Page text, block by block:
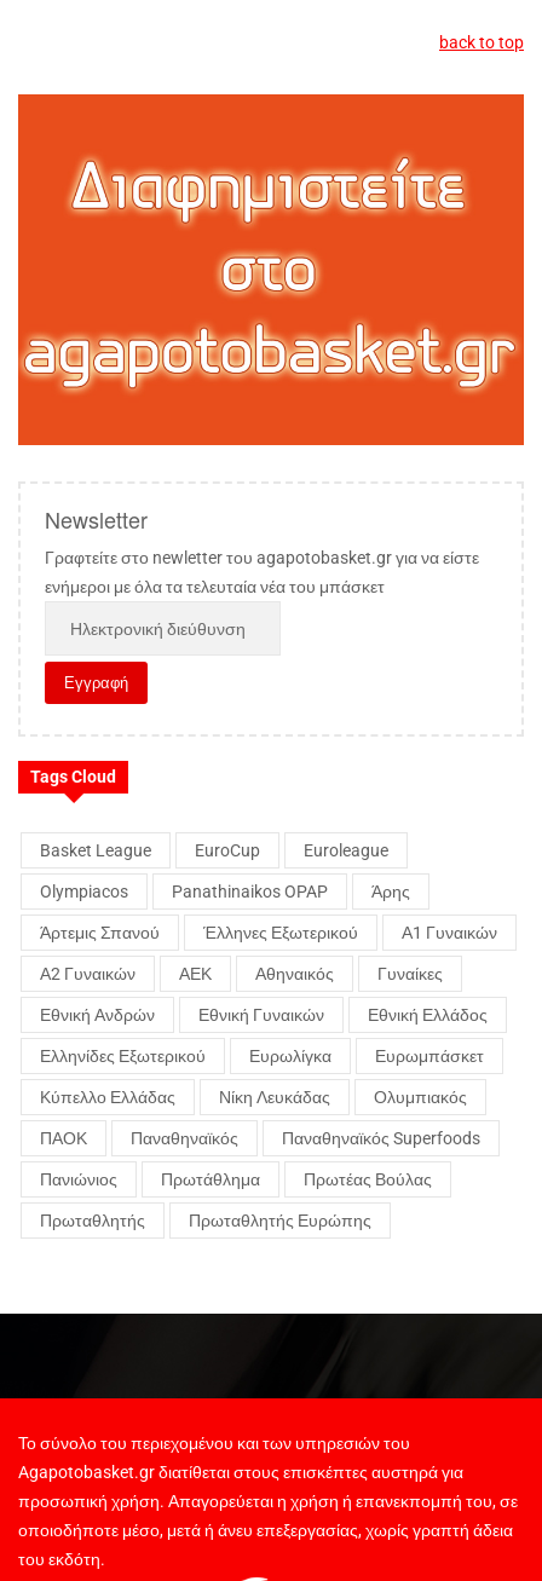
back to top
Newsletter
Γραφτείτε στο newletter του agapotobasket.gr για να είστε
ενήμεροι με όλα τα τελευταία νέα του μπάσκετ
Tags Cloud
Basket League EuroCup Euroleague
Olympiacos Panathinaikos OPAP Άρης
Άρτεμις Σπανού Έλληνες Εξωτερικού Α1 Γυναικών
Α2 Γυναικών ΑΕΚ Αθηναικός Γυναίκες
Εθνική Ανδρών Εθνική Γυναικών Εθνική Ελλάδος
Ελληνίδες Εξωτερικού Ευρωλίγκα Ευρωμπάσκετ
Κύπελλο Ελλάδας Νίκη Λευκάδας Ολυμπιακός
ΠΑΟΚ Παναθηναϊκός Παναθηναϊκός Superfoods
Πανιώνιος Πρωτάθλημα Πρωτέας Βούλας
Πρωταθλητής Πρωταθλητής Ευρώπης
Το σύνολο του περιεχομένου και των υπηρεσιών του
Agapotobasket.gr διατίθεται στους επισκέπτες αυστηρά για
προσωπική χρήση. Απαγορεύεται η χρήση ή επανεκπομπή του, σε
οποιοδήποτε μέσο, μετά ή άνευ επεξεργασίας, χωρίς γραπτή άδεια
του εκδότη.